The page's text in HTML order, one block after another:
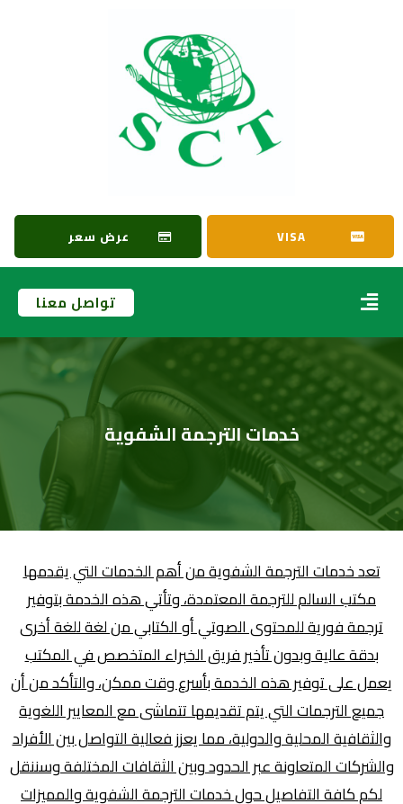
VISA عرض سعر
تواصل معنا
خدمات الترجمة الشفوية
تعد خدمات الترجمة الشفوية من أهم الخدمات التي يقدمها
مكتب السالم للترجمة المعتمدة، وتأتي هذه الخدمة بتوفير
ترجمة فورية للمحتوى الصوتي أو الكتابي من لغة للغة أخرى
بدقة عالية وبدون تأخير فريق الخبراء المتخصص في المكتب
يعمل على توفير هذه الخدمة بأسرع وقت ممكن، والتأكد من أن
جميع الترجمات التي يتم تقديمها تتماشى مع المعايير اللغوية
والثقافية المحلية والدولية، مما يعزز فعالية التواصل بين الأفراد
والشركات المتعاونة عبر الحدود وبين الثقافات المختلفة وسننقل
لكم كافة التفاصيل حول خدمات الترجمة الشفوية والمميزات